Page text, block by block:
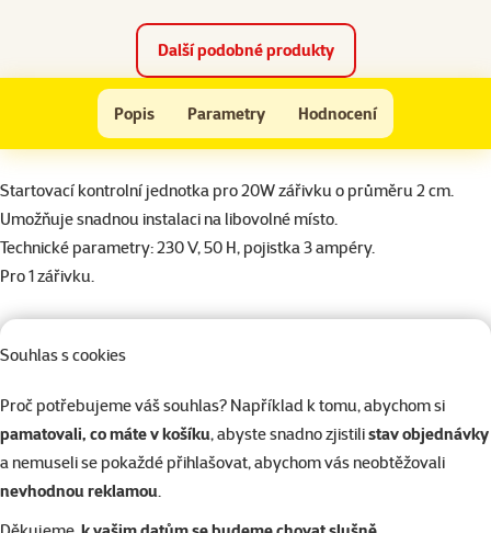
Souhlas s cookies
Proč potřebujeme váš souhlas? Například k tomu, abychom si
pamatovali, co máte v košíku, abyste snadno zjistilistav objednávky
a nemuseli se pokaždé přihlašovat, abychom vás neobtěžovali
nevhodnou reklamou.
Další podobné produkty
Osvětlení GLO Glomat Controller 1 T8 20W
Popis Parametry Hodnocení
Na začátek stránky
superzoo.product.detail.content
Startovací kontrolní jednotka pro 20W zářivku o průměru 2 cm.
Umožňuje snadnou instalaci na libovolné místo.
Technické parametry: 230 V, 50 H, pojistka 3 ampéry.
Pro 1 zářivku.
Typ přístroje
Výkon (Watt)
20 W
Typ zářivky
Značka
Marina
Katalogové číslo
101-1565